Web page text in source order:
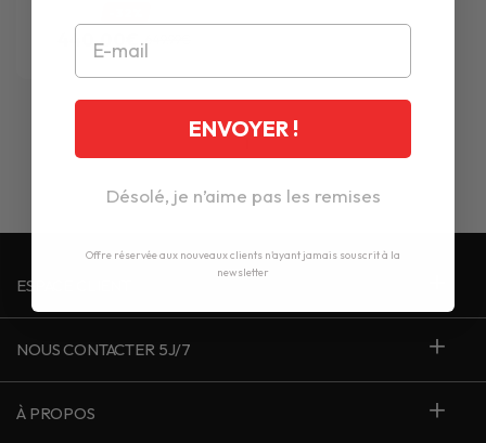
440.00€ 649.99€
1
ESPACE CLIENT
NOUS CONTACTER 5J/7
À PROPOS
ENVOYER !
Désolé, je n’aime pas les remises
Offre réservée aux nouveaux clients n'ayant jamais souscrit à la
newsletter